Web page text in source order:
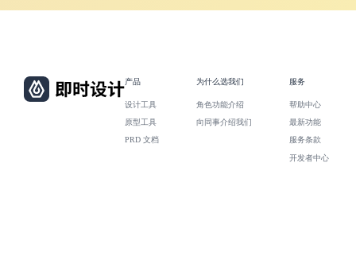
产品
设计工具
原型工具
PRD 文档
为什么选我们
角色功能介绍
向同事介绍我们
服务
帮助中心
最新功能
服务条款
开发者中心